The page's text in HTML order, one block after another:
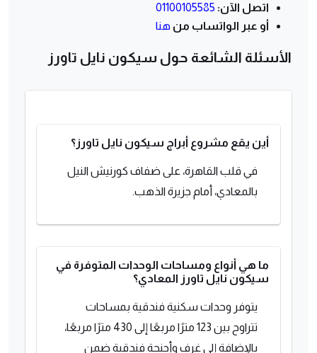
اتصل الآن: 01100105585
أو عبر الواتساب من هنا
الأسئلة الشائعة حول سيكون نايل تاورز
أين يقع مشروع أبراج سيكون نايل تاورز؟
في قلب القاهرة، على ضفاف كورنيش النيل
بالمعادي، أمام جزيرة الذهب.
ما هي أنواع ومساحات الوحدات المتوفرة في
سيكون نايل تاورز المعادي؟
يتوفر وحدات سكنية فندقية بمساحات
تتراوح بين 123 مترًا مربعًا إلى 430 مترًا مربعًا،
بالإضافة إلى غرف وأجنحة فندقية ضمن